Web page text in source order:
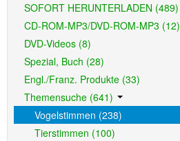
SOFORT HERUNTERLADEN (489)
CD-ROM-MP3/DVD-ROM-MP3 (12)
DVD-Videos (8)
Spezial, Buch (28)
Engl./Franz. Produkte (33)
Themensuche (641)
Vogelstimmen (238)
Tierstimmen (100)